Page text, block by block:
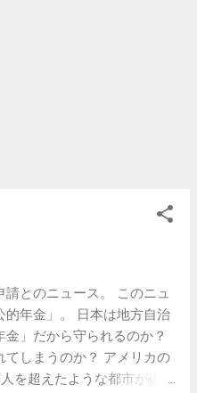
とのニュース。 このニュ
的年金」。 日本は地方自治
」だから守られるのか？
てしまうのか？ アメリカの
を超えたような都市が破綻